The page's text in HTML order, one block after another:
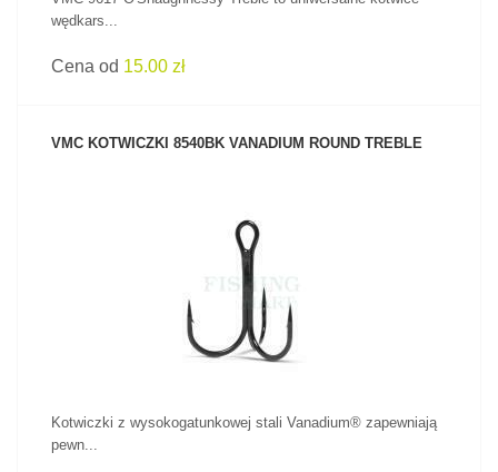
wędkars...
Cena od 15.00 zł
VMC KOTWICZKI 8540BK VANADIUM ROUND TREBLE
ZOBACZ PRODUKT
Kotwiczki z wysokogatunkowej stali Vanadium® zapewniają
pewn...